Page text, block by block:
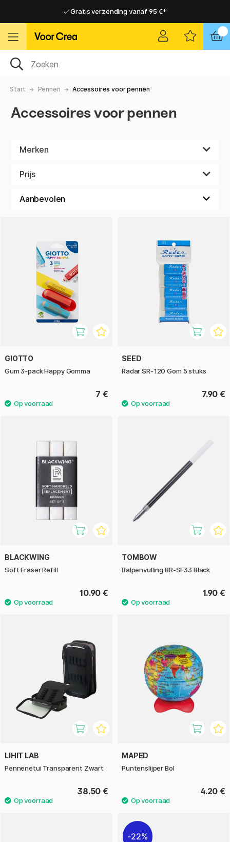
Gratis verzending vanaf 95 €*
Gratis verzending vanaf 95 €*
Start Pennen Accessoires voor pennen
Accessoires voor pennen
Merken
Prijs
GIOTTO
Gum 3-pack Happy Gomma
7 €
SEED
Radar SR-120 Gom 5 stuks
7.90 €
BLACKWING
Soft Eraser Refill
10.90 €
TOMBOW
Balpenvulling BR-SF33 Black
1.90 €
LIHIT LAB
Pennenetui Transparent Zwart
38.50 €
MAPED
Puntenslijper Bol
4.20 €
22%